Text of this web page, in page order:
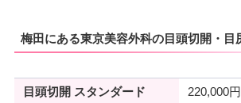
梅田にある東京美容外科の目頭切開・目
目頭切開 スタンダード 220,000円